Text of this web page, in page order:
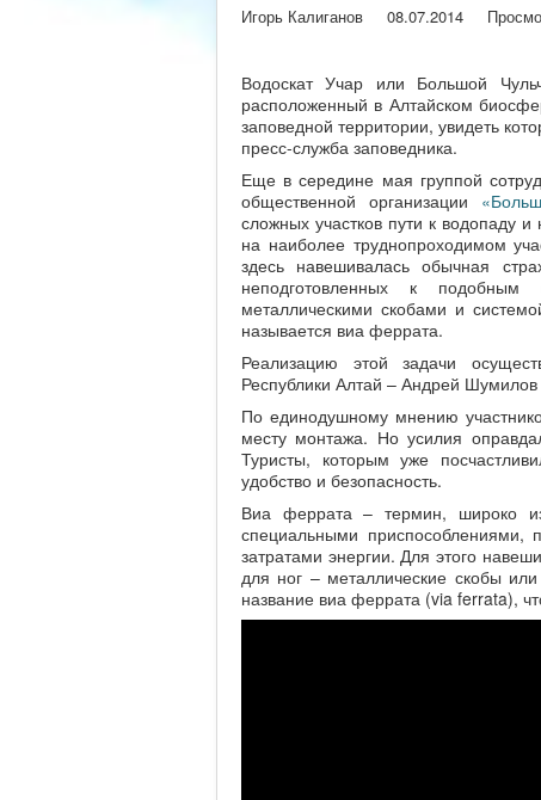
Игорь Калиганов 08.07.2014
Водоскат Учар или Большой
расположенный в Алтайском
заповедной территории, увидеть
пресс-служба заповедника.
Еще в середине мая группой
общественной организации
сложных участков пути к водопаду
на наиболее труднопроходимом
здесь навешивалась обычная
неподготовленных к
металлическими скобами и
называется виа феррата.
Реализацию этой задачи
Республики Алтай – Андрей
По единодушному мнению
месту монтажа. Но усилия
Туристы, которым уже
удобство и безопасность.
Виа феррата – термин, широко
специальными
затратами энергии. Для этого
для ног – металлические скобы
название виа феррата (via ferrata),